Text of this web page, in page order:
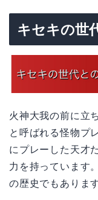
キセキの世
火神大我の前に立
と呼ばれる怪物プ
にプレーした天才
力を持っています
の歴史でもあります